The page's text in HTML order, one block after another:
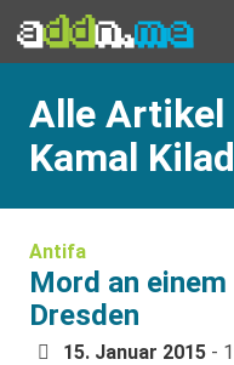
Alle Artikel
Kamal
Antifa
Mord an
Dresden
15. Januar 2015 -